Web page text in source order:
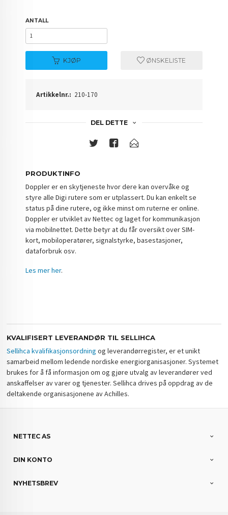
ANTALL
KJØP ØNSKELISTE
Artikkelnr.: 210-170
DEL DETTE
PRODUKTINFO
Doppler er en skytjeneste hvor dere kan overvåke og
styre alle Digi rutere som er utplassert. Du kan enkelt se
status på dine rutere, og ikke minst om ruterne er online.
Doppler er utviklet av Nettec og laget for kommunikasjon
via mobilnettet. Dette betyr at du får oversikt over SIM-
kort, mobiloperatører, signalstyrke, basestasjoner,
dataforbruk osv.
Les mer her.
KVALIFISERT LEVERANDØR TIL SELLIHCA
Sellihca kvalifikasjonsordning og leverandørregister, er et unikt
samarbeid mellom ledende nordiske energiorganisasjoner. Systemet
brukes for å få informasjon om og gjøre utvalg av leverandører ved
anskaffelser av varer og tjenester. Sellihca drives på oppdrag av de
deltakende organisasjonene av Achilles.
NETTEC AS
DIN KONTO
NYHETSBREV